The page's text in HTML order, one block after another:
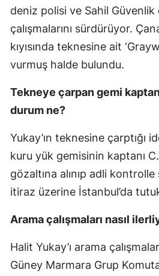
deniz polisi ve Sahil Güvenlik
çalışmalarını sürdürüyor.
kıyısında teknesine ait
vurmuş halde bulundu.
Tekneye çarpan gemi
durum ne?
Yukay’ın teknesine çarptığı
kuru yük gemisinin kaptanı
gözaltına alınıp adli kontrolle
itiraz üzerine İstanbul’da
Arama çalışmaları nasıl
Halit Yukay’ı arama
Güney Marmara Grup